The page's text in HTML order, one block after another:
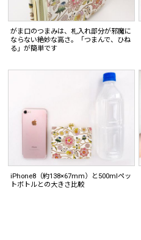
がま口のつまみは、札入れ部分が邪魔に
ならない絶妙な高さ。「つまんで、ひね
る」が簡単です
iPhone8（約138×67mm）と500mlペッ
トボトルとの大きさ比較